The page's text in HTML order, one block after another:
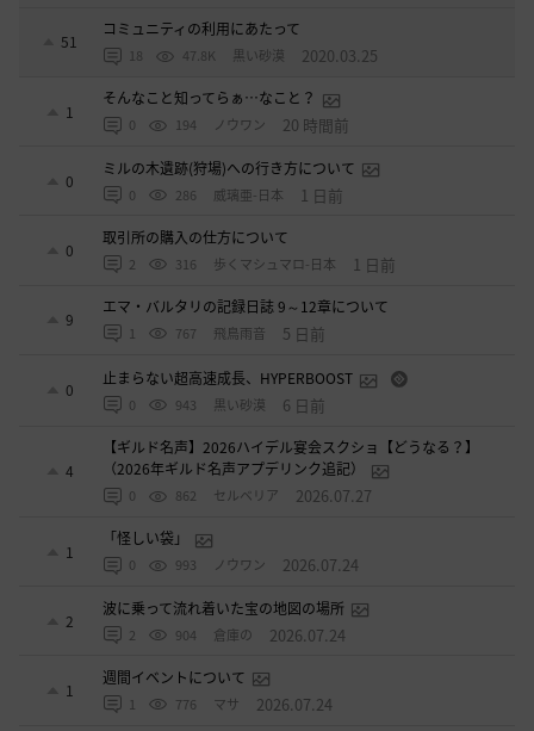
51
コミュニティの利用にあたって
18 47.8K 黒い砂漠 2020.03.25
1
そんなこと知ってらぁ…なこと？
0 194 ノウワン 20 時間前
0
ミルの木遺跡(狩場)への行き方について
0 286 威璃亜-日本 1 日前
0
取引所の購入の仕方について
2 316 歩くマシュマロ-日本 1 日前
9
エマ・バルタリの記録日誌 9～12章について
1 767 飛鳥雨音 5 日前
0
止まらない超高速成長、HYPERBOOST
0 943 黒い砂漠 6 日前
4
【ギルド名声】2026ハイデル宴会スクショ【どうなる？】
（2026年ギルド名声アプデリンク追記）
0 862 セルベリア 2026.07.27
1
「怪しい袋」
0 993 ノウワン 2026.07.24
2
波に乗って流れ着いた宝の地図の場所
2 904 倉庫の 2026.07.24
1
週間イベントについて
1 776 マサ 2026.07.24